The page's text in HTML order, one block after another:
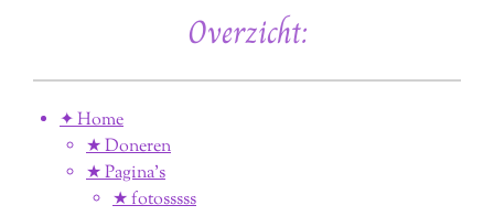
Overzicht:
✦ Home
★ Doneren
★ Pagina’s
★ fotosssss